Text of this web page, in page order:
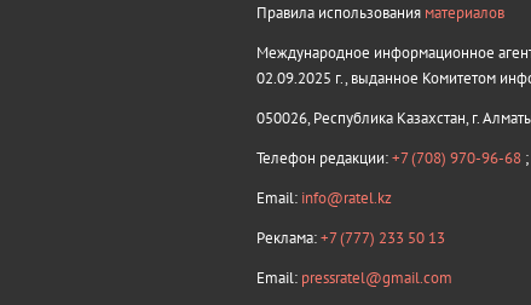
Правила использования материалов
Международное информационное
02.09.2025 г., выданное Комитетом
050026, Республика Казахстан, г.
Телефон редакции:+7 (708) 970-96-68 ;
Email: info@ratel.kz
Реклама:+7 (777) 233 50 13
Email: pressratel@gmail.com